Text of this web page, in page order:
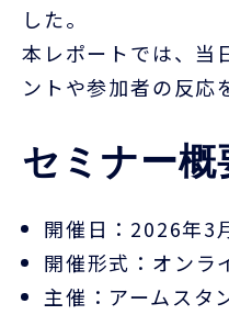
した。
本レポートでは、当
ントや参加者の反応
セミナー概
開催日： 2026年3
開催形式：オンラ
主催：アームスタ